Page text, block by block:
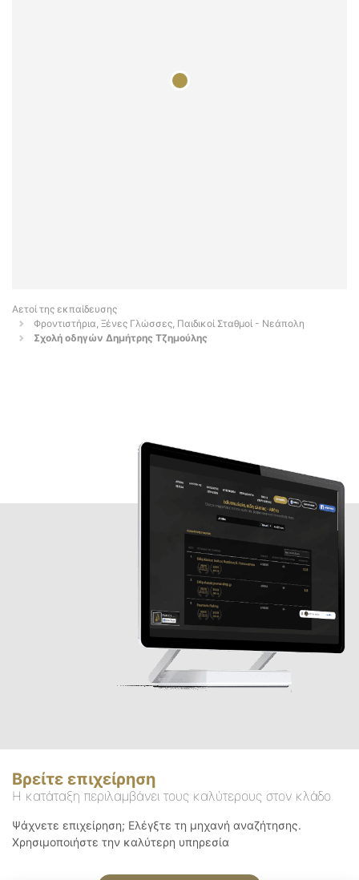
Αετοί της εκπαίδευσης
Φροντιστήρια, Ξένες Γλώσσες, Παιδικοί Σταθμοί - Νεάπολη
Σχολή οδηγών Δημήτρης Τζημούλης
Βρείτε επιχείρηση
Η κατάταξη περιλαμβάνει τους καλύτερους στον κλάδο
Ψάχνετε επιχείρηση; Ελέγξτε τη μηχανή αναζήτησης.
Χρησιμοποιήστε την καλύτερη υπηρεσία